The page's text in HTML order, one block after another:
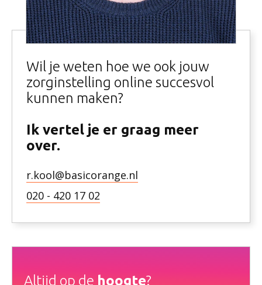
Wil je weten hoe we ook jouw
zorginstelling online succesvol
kunnen maken?
Ik vertel je er graag meer
over.
r.kool@basicorange.nl
020 - 420 17 02
Altijd op de hoogte?